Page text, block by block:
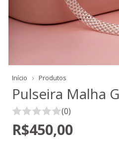
Início Produtos
Pulseira Malha
(0)
R$450,00